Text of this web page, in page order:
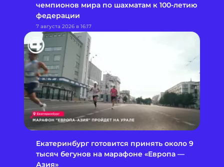
чемпионов мира по шахматам к 100-летию
федерации
7 августа 2026 в 16:17
Екатеринбург готовится принять около 9
тысяч бегунов на марафоне «Европа —
Азия»